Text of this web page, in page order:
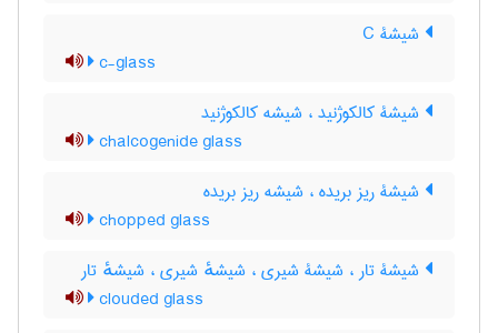
شیشۀ C
c-glass
شیشۀ کالکوژنید ، شیشه کالکوژنید
chalcogenide glass
شیشۀ ریز بریده ، شیشه ریز بریده
chopped glass
شیشۀ تار ، شیشۀ شیری ، شیشهٔ شیری ، شیشهٔ تار
clouded glass